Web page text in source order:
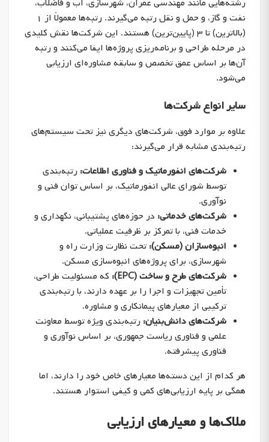
رشته‌هایی مانند مهندسی عمران، شهرسازی، آب و فاضلاب،
نفت و گاز، و حمل و نقل رتبه می‌گیرند. رتبه‌ها معمولاً از ۱
(بالاترین) تا ۳ (پایین‌ترین) هستند. این شرکت‌ها نقش کلیدی
در مرحله طراحی و برنامه‌ریزی پروژه‌ها ایفا می‌کنند و رتبه
آن‌ها بر اساس عمق تخصص و سابقه مشاوره‌ای ارزیابی
می‌شود.
سایر انواع شرکت‌ها
علاوه بر موارد فوق، شرکت‌های دیگری نیز تحت سیستم‌های
رتبه‌بندی مشابه قرار می‌گیرند:
شرکت‌های انفورماتیک و فناوری اطلاعات: رتبه‌بندی
توسط شورای عالی انفورماتیک، بر اساس توان فنی و
نوآوری.
شرکت‌های خدماتی: در حوزه‌های پشتیبانی، نگهداری و
خدمات فنی، با تمرکز بر ظرفیت عملیاتی.
انبوه‌سازان (مسکن): تحت نظارت وزارت راه و
شهرسازی، برای پروژه‌های انبوه‌سازی مسکن.
شرکت‌های طرح و ساخت (EPC):
که مسئولیت طراحی،
تأمین تجهیزات و اجرا را بر عهده دارند، با رتبه‌بندی
ترکیبی از معیارهای پیمانکاری و مشاوره.
شرکت‌های دانش‌بنیان: رتبه‌بندی ویژه توسط معاونت
علمی و فناوری ریاست جمهوری، بر اساس نوآوری و
فناوری پیشرفته.
هر کدام از این دسته‌ها معیارهای خاص خود را دارند، اما
همگی بر پایه ارزیابی‌های کمی و کیفی استوار هستند.
ملاک‌ها و معیارهای ارزیابی